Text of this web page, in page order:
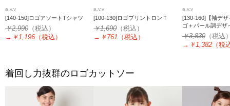
a.v.v
[140-150]ロゴアソートTシャツ
￥2,990 （税込）
→ ￥1,196 （税込）
a.v.v
[100-130]ロゴプリントロンＴ
￥1,690（税込）
→ ￥761 （税込）
a.v.v
[130-160]【袖デ
ゴ＋パール調デザ
ススメ】レース
ナー
￥3,839（税込
→ ￥1,382（税
着回し力抜群のロゴカットソー